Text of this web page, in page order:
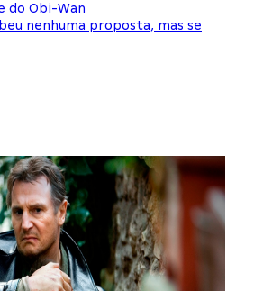
do Obi-Wan
nenhuma proposta, mas se